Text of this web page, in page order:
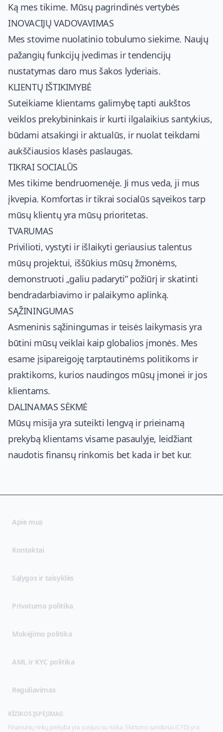
Ką mes tikime. Mūsų pagrindinės vertybės
INOVACIJŲ VADOVAVIMAS
Mes stovime nuolatinio tobulumo siekime. Naujų
pažangių funkcijų įvedimas ir tendencijų
nustatymas daro mus šakos lyderiais.
KLIENTŲ IŠTIKIMYBĖ
Suteikiame klientams galimybę tapti aukštos
veiklos prekybininkais ir kurti ilgalaikius santykius,
būdami atsakingi ir aktualūs, ir nuolat teikdami
aukščiausios klasės paslaugas.
TIKRAI SOCIALŪS
Mes tikime bendruomenėje. Ji mus veda, ji mus
įkvepia. Komfortas ir tikrai socialūs sąveikos tarp
mūsų klientų yra mūsų prioritetas.
TVARUMAS
Privilioti, vystyti ir išlaikyti geriausius talentus
mūsų projektui, iššūkius mūsų žmonėms,
demonstruoti „galiu padaryti” požiūrį ir skatinti
bendradarbiavimo ir palaikymo aplinką.
SĄŽININGUMAS
Asmeninis sąžiningumas ir teisės laikymasis yra
būtini mūsų veiklai kaip globalios įmonės. Mes
esame įsipareigoję tarptautinėms politikoms ir
praktikoms, kurios naudingos mūsų įmonei ir jos
klientams.
DALINAMAS SĖKMĖ
Mūsų misija yra suteikti lengvą ir prieinamą
prekybą klientams visame pasaulyje, leidžiant
naudotis finansų rinkomis bet kada ir bet kur.
Apie mus
Kontaktai
Sąlygos ir taisyklės
Privatumo politika(opens in new tab)
Mokėjimo politika
AML ir KYC politika
Reguliavimas
RĪZIKOS ĮSPĖJIMAS:
Finansinių rinkų prekyba yra susijusi su rizika. Skirtumo sandoriai (CFD) yra